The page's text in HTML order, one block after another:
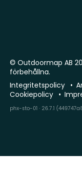
© Outdoormap AB
förbehållna.
Integritetspolicy
Cookiepolicy
phx-sto-01 · 26.7.1